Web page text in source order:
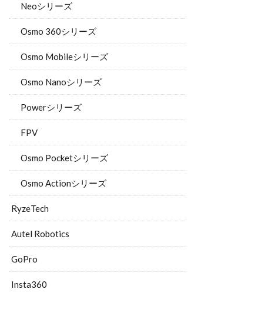
Neoシリーズ
Osmo 360シリーズ
Osmo Mobileシリーズ
Osmo Nanoシリーズ
Powerシリーズ
FPV
Osmo Pocketシリーズ
Osmo Actionシリーズ
RyzeTech
Autel Robotics
GoPro
Insta360